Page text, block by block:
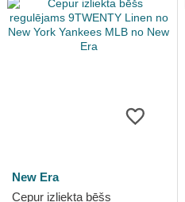
New Era
Cepur izliekta bēšs